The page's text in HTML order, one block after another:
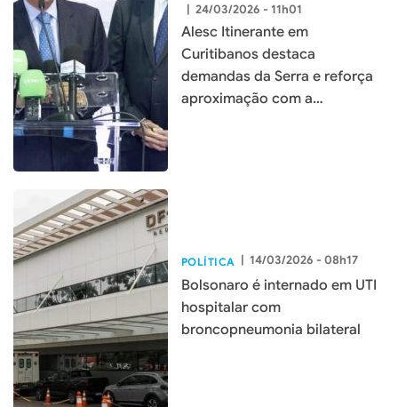
| 24/03/2026 - 11h01
Alesc Itinerante em
Curitibanos destaca
demandas da Serra e reforça
aproximação com a
POLÍTICA | 14/03/2026 - 08h17
Bolsonaro é internado em UTI
hospitalar com
broncopneumonia bilateral